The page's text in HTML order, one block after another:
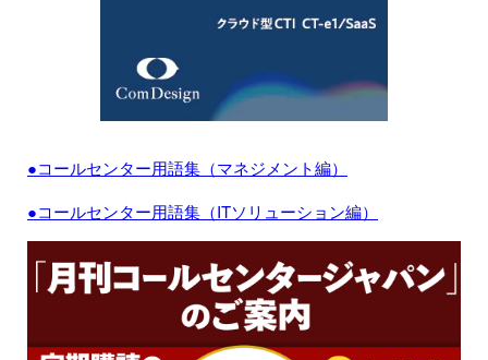
●コールセンター用語集（マネジメント編）
●コールセンター用語集（ITソリューション編）